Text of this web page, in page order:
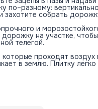
по–разному:
захотите собрать
и
на участке,
телегой.
проходят воздух
в землю. Плитку